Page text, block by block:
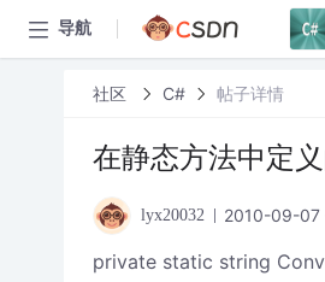
导航
社区 C# 帖子详情
在静态方法中定
lyx20032 2010-09-07
private static string